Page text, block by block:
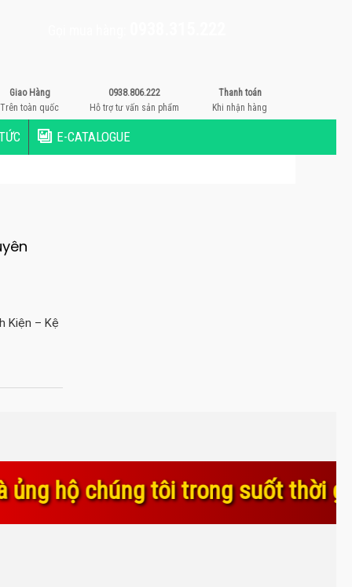
Giao Hàng
Trên toàn quốc
0938.806.222
Hỗ trợ tư vấn sản phẩm
Thanh toán
Khi nhận hàng
E-CATALOGUE
Kiện – Kệ
thời gian qua. Sự tin yêu